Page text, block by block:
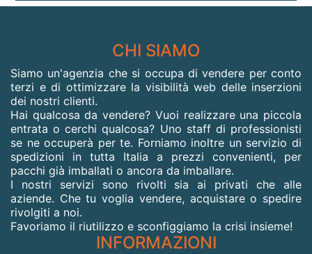
CHI SIAMO
Siamo un'agenzia che si occupa di vendere per conto
terzi e di ottimizzare la visibilità web delle inserzioni
dei nostri clienti.
Hai qualcosa da vendere? Vuoi realizzare una piccola
entrata o cerchi qualcosa? Uno staff di professionisti
se ne occuperà per te. Forniamo inoltre un servizio di
spedizioni in tutta Italia a prezzi convenienti, per
pacchi già imballati o ancora da imballare.
I nostri servizi sono rivolti sia ai privati che alle
aziende. Che tu voglia vendere, acquistare o spedire
rivolgiti a noi.
Favoriamo il riutilizzo e sconfiggiamo la crisi insieme!
INFORMAZIONI